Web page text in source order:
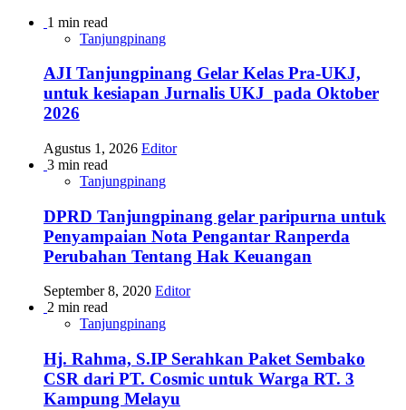
1 min read
Tanjungpinang
AJI Tanjungpinang Gelar Kelas Pra-UKJ,
untuk kesiapan Jurnalis UKJ pada Oktober
2026
Agustus 1, 2026 Editor
3 min read
Tanjungpinang
DPRD Tanjungpinang gelar paripurna untuk
Penyampaian Nota Pengantar Ranperda
Perubahan Tentang Hak Keuangan
September 8, 2020 Editor
2 min read
Tanjungpinang
Hj. Rahma, S.IP Serahkan Paket Sembako
CSR dari PT. Cosmic untuk Warga RT. 3
Kampung Melayu